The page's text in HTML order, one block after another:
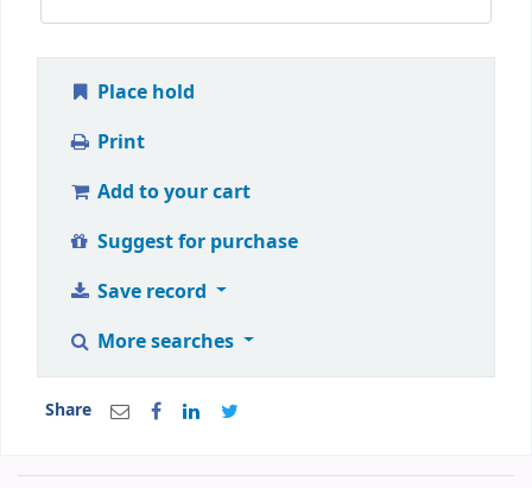
Place hold
Print
Add to your cart
Suggest for purchase
Save record
More searches
Share